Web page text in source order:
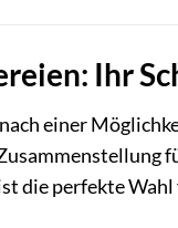
Ihr
einer
die perfekte Wahl